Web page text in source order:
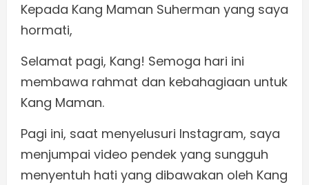
Kepada Kang Maman Suherman yang saya
hormati,
Selamat pagi, Kang! Semoga hari ini
membawa rahmat dan kebahagiaan untuk
Kang Maman.
Pagi ini, saat menyelusuri Instagram, saya
menjumpai video pendek yang sungguh
menyentuh hati yang dibawakan oleh Kang